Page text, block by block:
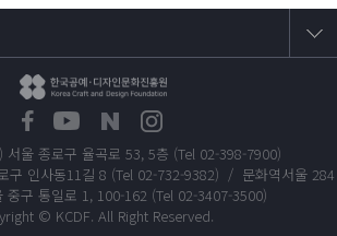
서울 종로구 율곡로 53, 5층 (Tel 02-398-7900)
구 인사동11길 8 (Tel 02-732-9382) / 문화역서울 284
중구 통일로 1, 100-162 (Tel 02-3407-3500)
© KCDF. All Right Reserved.